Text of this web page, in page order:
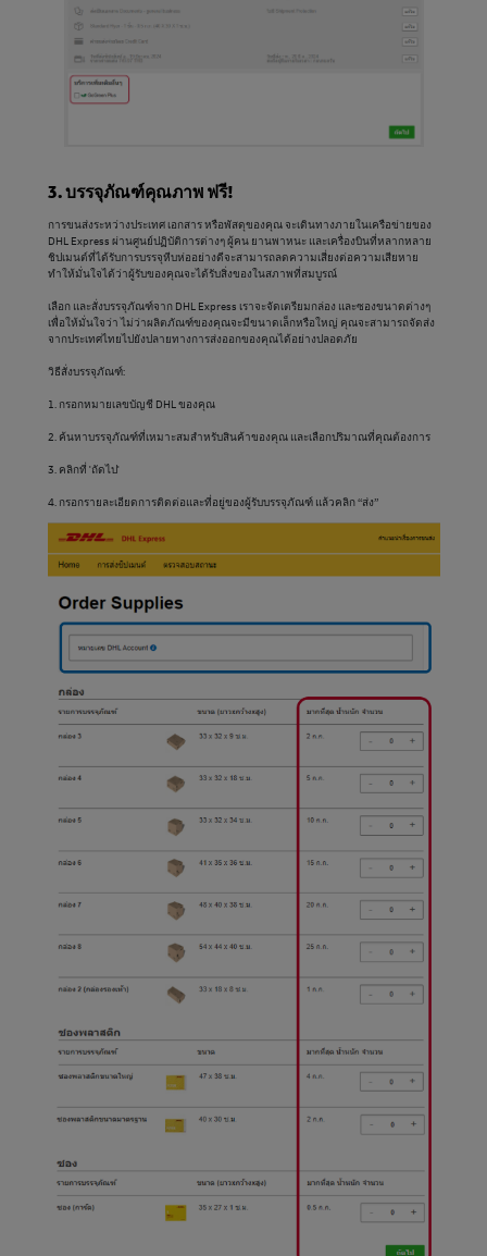
3. บรรจุภัณฑ์คุณภาพ ฟรี!
การขนส่งระหว่างประเทศ เอกสาร หรือพัสดุของคุณ จะเดินทางภายในเครือข่ายของ
DHL Express ผ่านศูนย์ปฏิบัติการต่างๆ ผู้คน ยานพาหนะ และเครื่องบินที่หลากหลาย
ชิปเมนต์ที่ได้รับการบรรจุหีบห่ออย่างดีจะสามารถลดความเสี่ยงต่อความเสียหาย
ทำให้มั่นใจได้ว่าผู้รับของคุณจะได้รับสิ่งของในสภาพที่สมบูรณ์
เลือก และสั่งบรรจุภัณฑ์จาก DHL Express เราจะจัดเตรียมกล่อง และซองขนาดต่างๆ
เพื่อให้มั่นใจว่า ไม่ว่าผลิตภัณฑ์ของคุณจะมีขนาดเล็กหรือใหญ่ คุณจะสามารถจัดส่ง
จากประเทศไทยไปยังปลายทางการส่งออกของคุณได้อย่างปลอดภัย
วิธีสั่งบรรจุภัณฑ์:
1. กรอกหมายเลขบัญชี DHL ของคุณ
2. ค้นหาบรรจุภัณฑ์ที่เหมาะสมสำหรับสินค้าของคุณ และเลือกปริมาณที่คุณต้องการ
3. คลิกที่ 'ถัดไป'
4. กรอกรายละเอียดการติดต่อและที่อยู่ของผู้รับบรรจุภัณฑ์ แล้วคลิก “ส่ง”